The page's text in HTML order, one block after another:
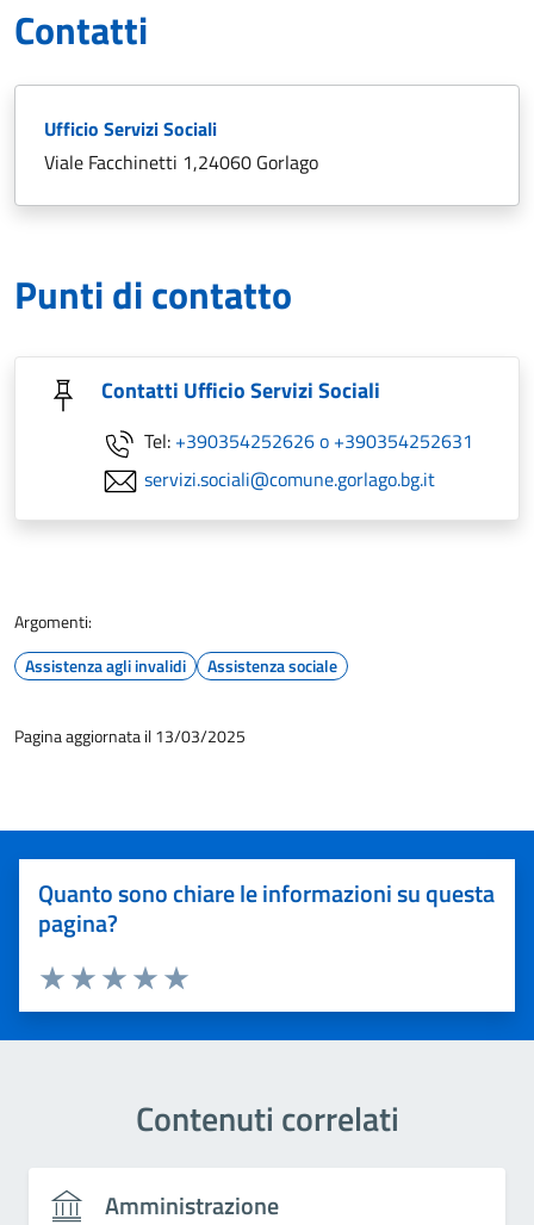
Contatti
Ufficio Servizi Sociali
Viale Facchinetti 1,24060 Gorlago
Punti di contatto
Contatti Ufficio Servizi Sociali
Tel: +390354252626 o +390354252631
servizi.sociali@comune.gorlago.bg.it
Argomenti:
Assistenza agli invalidi
Assistenza sociale
Pagina aggiornata il 13/03/2025
Quanto sono chiare le informazioni su questa
pagina?
Valuta 5 stelle su 5
Valuta 4 stelle su 5
Valuta 3 stelle su 5
Valuta 2 stelle su 5
Valuta 1 stelle su 5
Contenuti correlati
Amministrazione